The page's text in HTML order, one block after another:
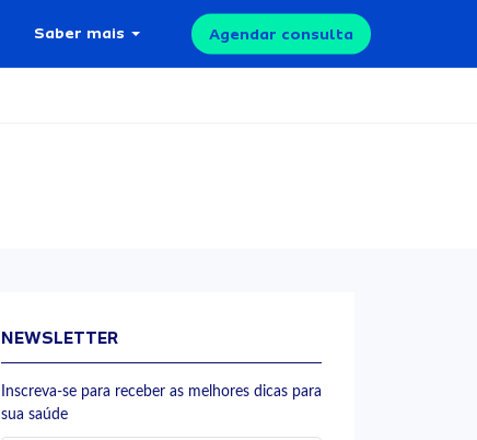
Saber mais Agendar consulta
NEWSLETTER
Inscreva-se para receber as melhores dicas para
sua saúde